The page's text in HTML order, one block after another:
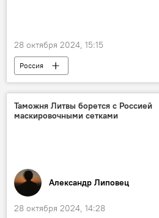
28 октября 2024, 15:15
Россия
Операция по демилитаризации Украины
Минобороны РФ
военная операция
военная
Таможня Литвы борется с Россией
маскировочными сетками
Александр Липовец
28 октября 2024, 14:28